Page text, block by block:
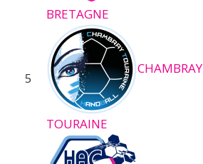
BRETAGNE
5
CHAMBRAY
TOURAINE